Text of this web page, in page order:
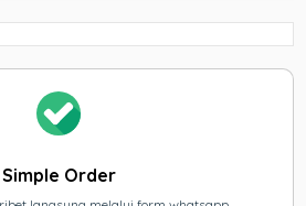
Simple Order